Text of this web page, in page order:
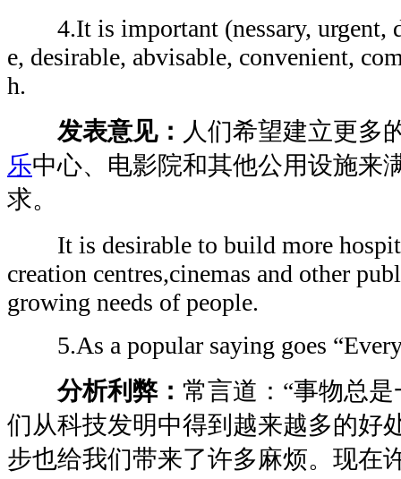
4.It is important (nessary, urgent,
e, desirable, abvisable, convenient,
h.
发表意见： 人们希望建立更多
乐中心、电影院和其他公用设施来
求。
It is desirable to build more
creation centres,cinemas and other
growing needs of people.
5.As a popular saying goes
分析利弊： 常言道：“事物总
们从科技发明中得到越来越多的好
步也给我们带来了许多麻烦。现在